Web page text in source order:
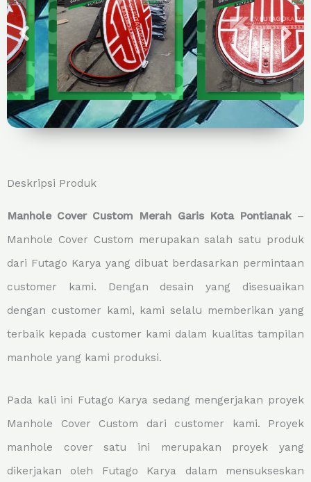
Deskripsi Produk
Manhole Cover Custom Merah Garis Kota Pontianak–
Manhole Cover Custom merupakan salah satu produk
dari Futago Karya yang dibuat berdasarkan permintaan
customer kami. Dengan desain yang disesuaikan
dengan customer kami, kami selalu memberikan yang
terbaik kepada customer kami dalam kualitas tampilan
manhole yang kami produksi.
Pada kali ini Futago Karya sedang mengerjakan proyek
Manhole Cover Custom dari customer kami. Proyek
manhole cover satu ini merupakan proyek yang
dikerjakan oleh Futago Karya dalam mensukseskan